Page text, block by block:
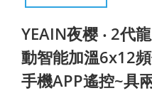
YEAIN夜樱 ‧ 2代
動智能加溫6x12
手機APP遙控~具